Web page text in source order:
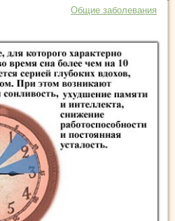
Общие заболевания